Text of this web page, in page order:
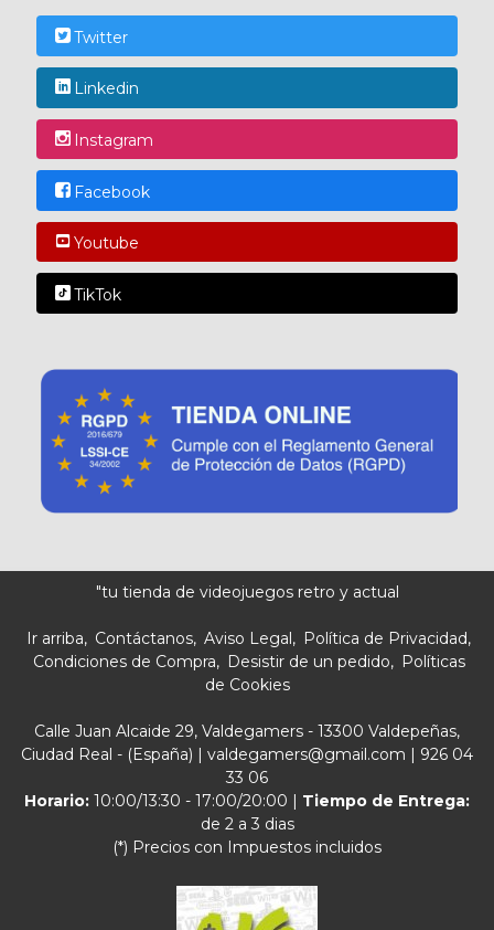
Twitter
Linkedin
Instagram
Facebook
Youtube
TikTok
"tu tienda de videojuegos retro y actual
Ir arriba Contáctanos Aviso Legal
Política de Privacidad
Condiciones de Compra
Desistir de un pedido
Políticas
de Cookies
Calle Juan Alcaide 29, Valdegamers - 13300 Valdepeñas,
Ciudad Real - (España) | valdegamers@gmail.com | 926 04
33 06
Horario: 10:00/13:30 - 17:00/20:00 | Tiempo de Entrega:
de 2 a 3 dias
(*) Precios con Impuestos incluidos